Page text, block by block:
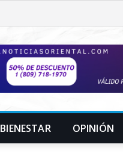
BIENESTAR OPINIÓN